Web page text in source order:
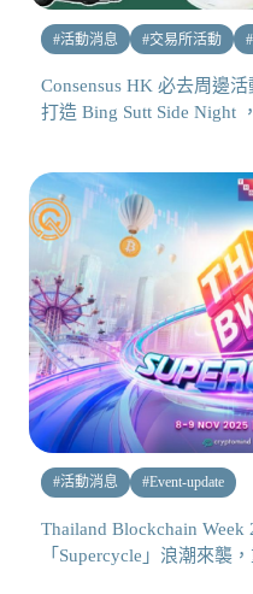
#活動消息 #交易所活動 #
Consensus HK 必去周邊
打造 Bing Sutt Side Night
#活動消息 #Event-update
Thailand Blockchain Week
「Supercycle」浪潮來襲